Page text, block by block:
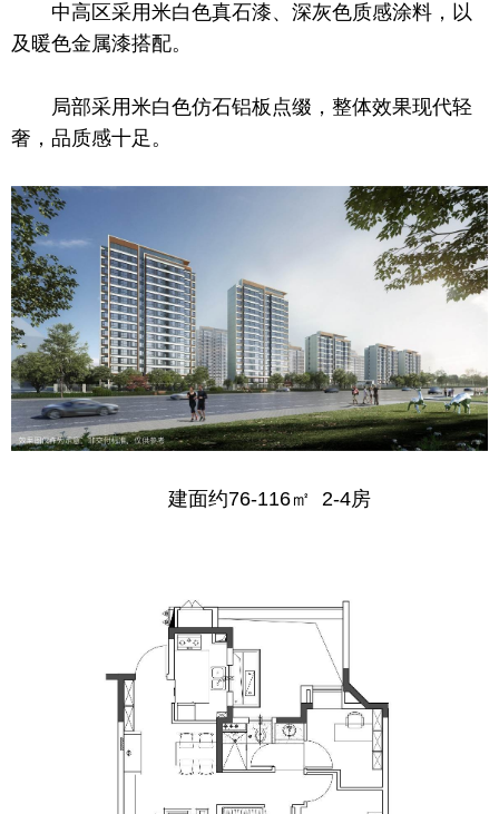
中高区采用米白色真石漆、深灰色质感涂料，以
及暖色金属漆搭配。
局部采用米白色仿石铝板点缀，整体效果现代轻
奢，品质感十足。
建面约76-116㎡ 2-4房